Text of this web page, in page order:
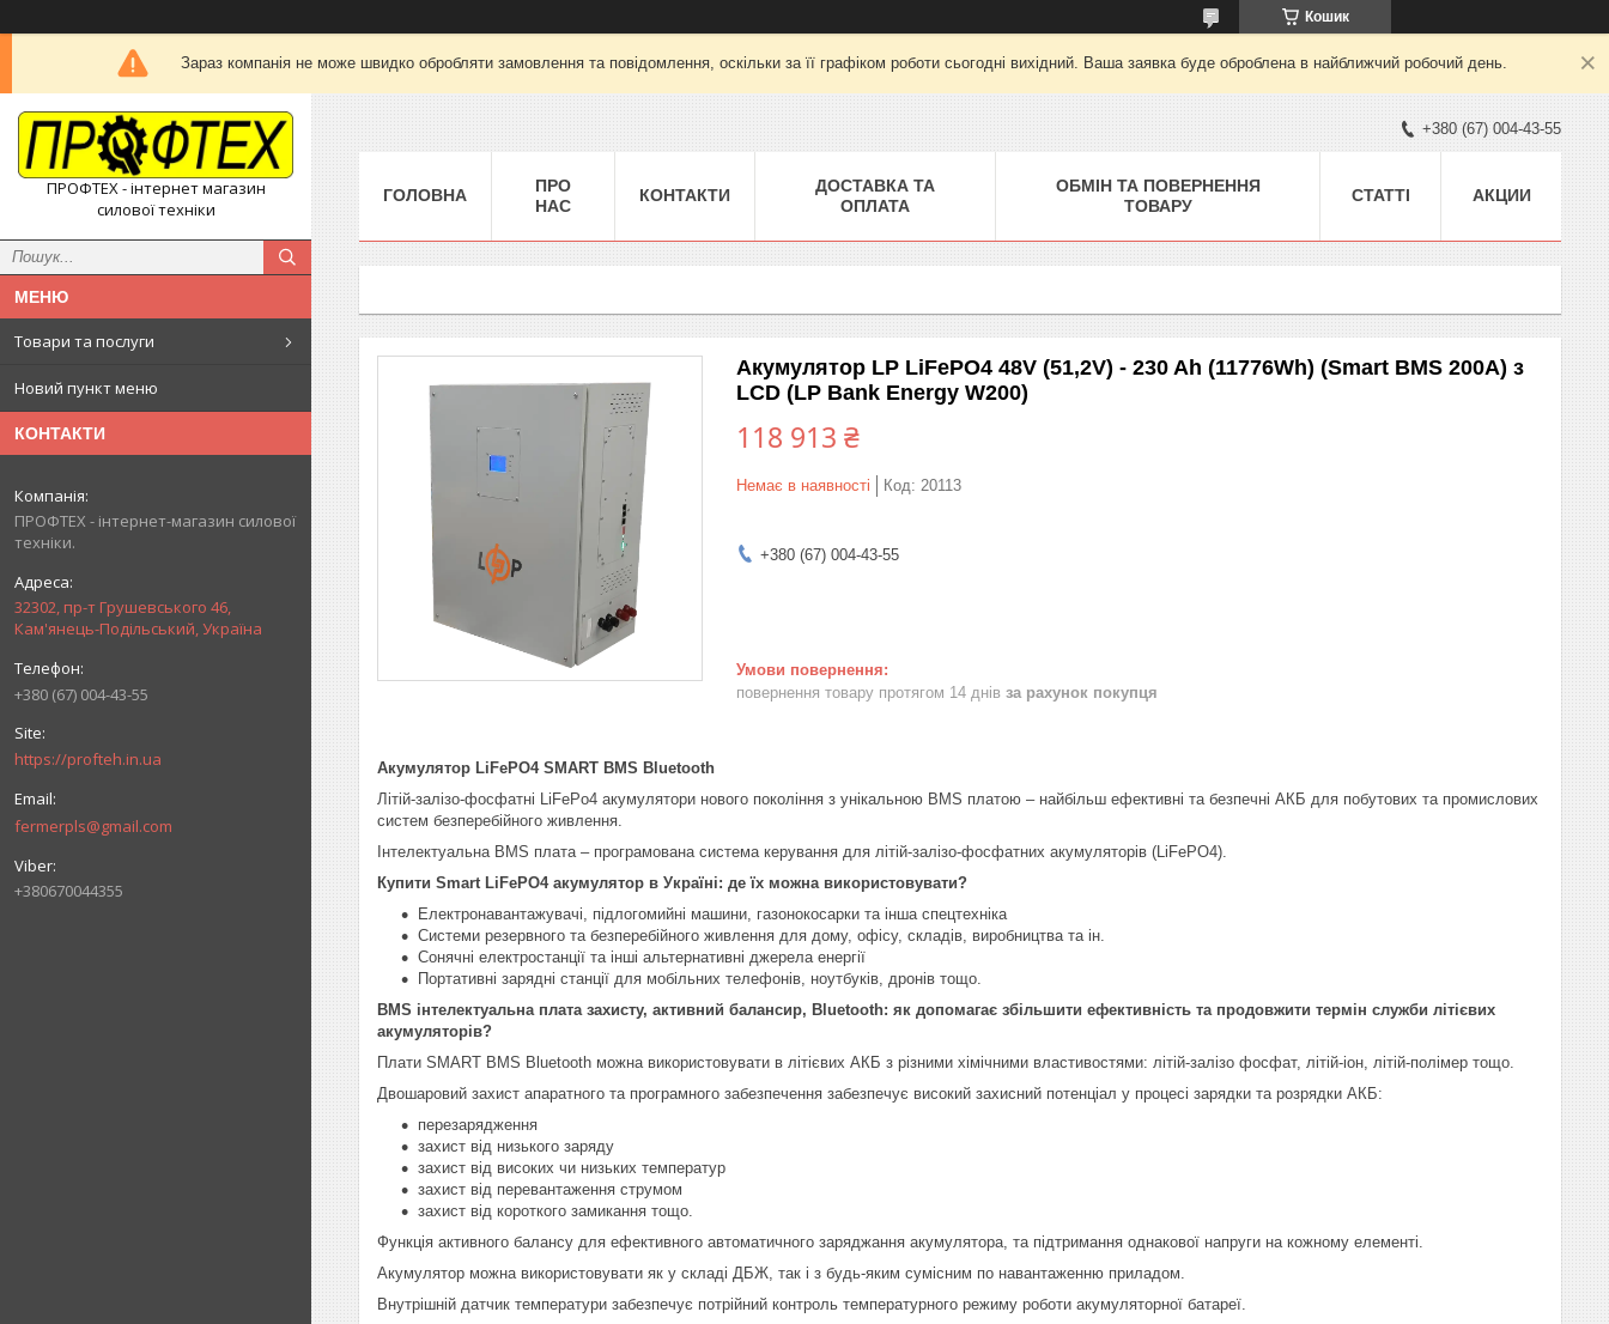
Кошик
Зараз компанія не може швидко обробляти замовлення та повідомлення, оскільки за її графіком роботи сьогодні вихідний. Ваша заявка буде оброблена в найближчий робочий день.
ПРОФТЕХ - інтернет магазин
силової техніки
Товари та послуги
Новий пункт меню
КОНТАКТИ
ПРОФТЕХ - інтернет-магазин силової
техніки.
32302, пр-т Грушевського 46,
Кам'янець-Подільський, Україна
+380 (67) 004-43-55
https://profteh.in.ua
fermerpls@gmail.com
+380670044355
+380 (67) 004-43-55
ГОЛОВНА
ПРО
НАС
КОНТАКТИ
ДОСТАВКА ТА
ОПЛАТА
ОБМІН ТА ПОВЕРНЕННЯ
ТОВАРУ
СТАТТІ АКЦИИ
Акумулятор LP LiFePO4 48V (51,2V) - 230 Ah (11776Wh) (Smart BMS 200A) з
LCD (LP Bank Energy W200)
118 913 ₴
Немає в наявності Код: 20113
+380 (67) 004-43-55
повернення товару протягом 14 днів за рахунок покупця
Акумулятор LiFePO4 SMART BMS Bluetooth
Літій-залізо-фосфатні LiFePo4 акумулятори нового покоління з унікальною BMS платою – найбільш ефективні та безпечні АКБ для побутових та промислових
систем безперебійного живлення.
Інтелектуальна BMS плата – програмована система керування для літій-залізо-фосфатних акумуляторів (LiFePO4).
Купити Smart LiFePO4 акумулятор в Україні: де їх можна використовувати?
Електронавантажувачі, підлогомийні машини, газонокосарки та інша спецтехніка
Системи резервного та безперебійного живлення для дому, офісу, складів, виробництва та ін.
Сонячні електростанції та інші альтернативні джерела енергії
Портативні зарядні станції для мобільних телефонів, ноутбуків, дронів тощо.
BMS інтелектуальна плата захисту, активний балансир, Bluetooth: як допомагає збільшити ефективність та продовжити термін служби літієвих
акумуляторів?
Плати SMART BMS Bluetooth можна використовувати в літієвих АКБ з різними хімічними властивостями: літій-залізо фосфат, літій-іон, літій-полімер тощо.
Двошаровий захист апаратного та програмного забезпечення забезпечує високий захисний потенціал у процесі зарядки та розрядки АКБ:
перезарядження
захист від низького заряду
захист від високих чи низьких температур
захист від перевантаження струмом
захист від короткого замикання тощо.
Функція активного балансу для ефективного автоматичного заряджання акумулятора, та підтримання однакової напруги на кожному елементі.
Акумулятор можна використовувати як у складі ДБЖ, так і з будь-яким сумісним по навантаженню приладом.
Внутрішній датчик температури забезпечує потрійний контроль температурного режиму роботи акумуляторної батареї.